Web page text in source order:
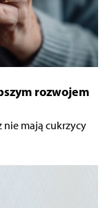
rozwojem
nie mają cukrzycy